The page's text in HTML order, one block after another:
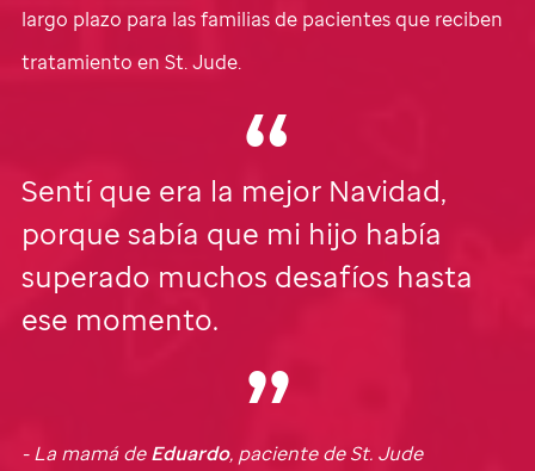
largo plazo para las familias de pacientes que reciben
tratamiento en St. Jude.
Sentí que era la mejor Navidad,
porque sabía que mi hijo había
superado muchos desafíos hasta
ese momento.
- La mamá deEduardo, paciente deSt. Jude